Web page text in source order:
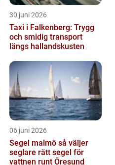
30 juni 2026
Taxi i Falkenberg: Trygg
och smidig transport
längs hallandskusten
06 juni 2026
Segel malmö så väljer
seglare rätt segel för
vattnen runt Öresund